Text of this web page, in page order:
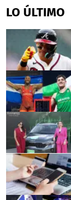
LO ÚLTIMO